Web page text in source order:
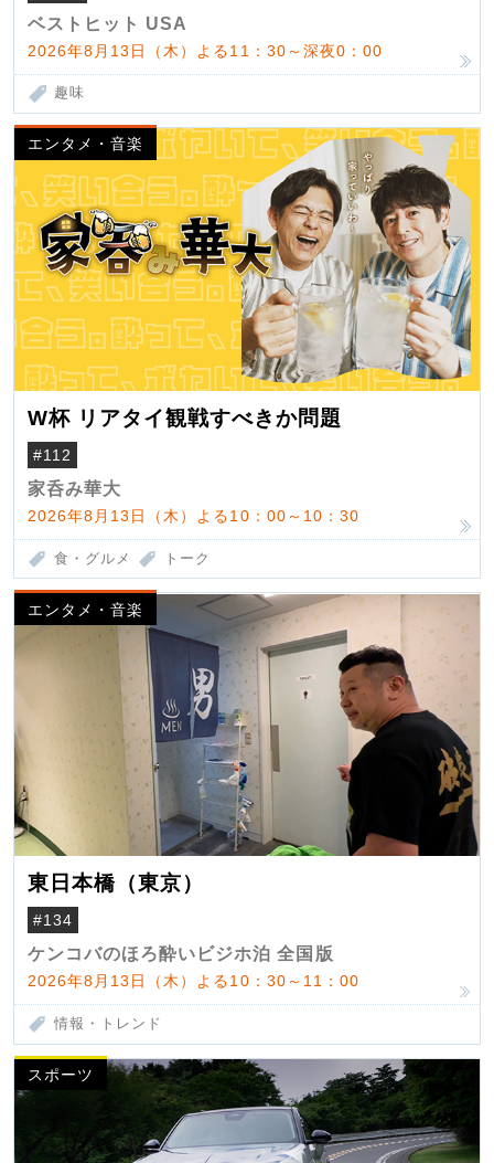
ベストヒット USA
2026年8月13日（木）よる11：30～深夜0：00
趣味
エンタメ・音楽
W杯 リアタイ観戦すべきか問題
#112
家呑み華大
2026年8月13日（木）よる10：00～10：30
食・グルメ トーク
エンタメ・音楽
東日本橋（東京）
#134
ケンコバのほろ酔いビジホ泊 全国版
2026年8月13日（木）よる10：30～11：00
情報・トレンド
スポーツ